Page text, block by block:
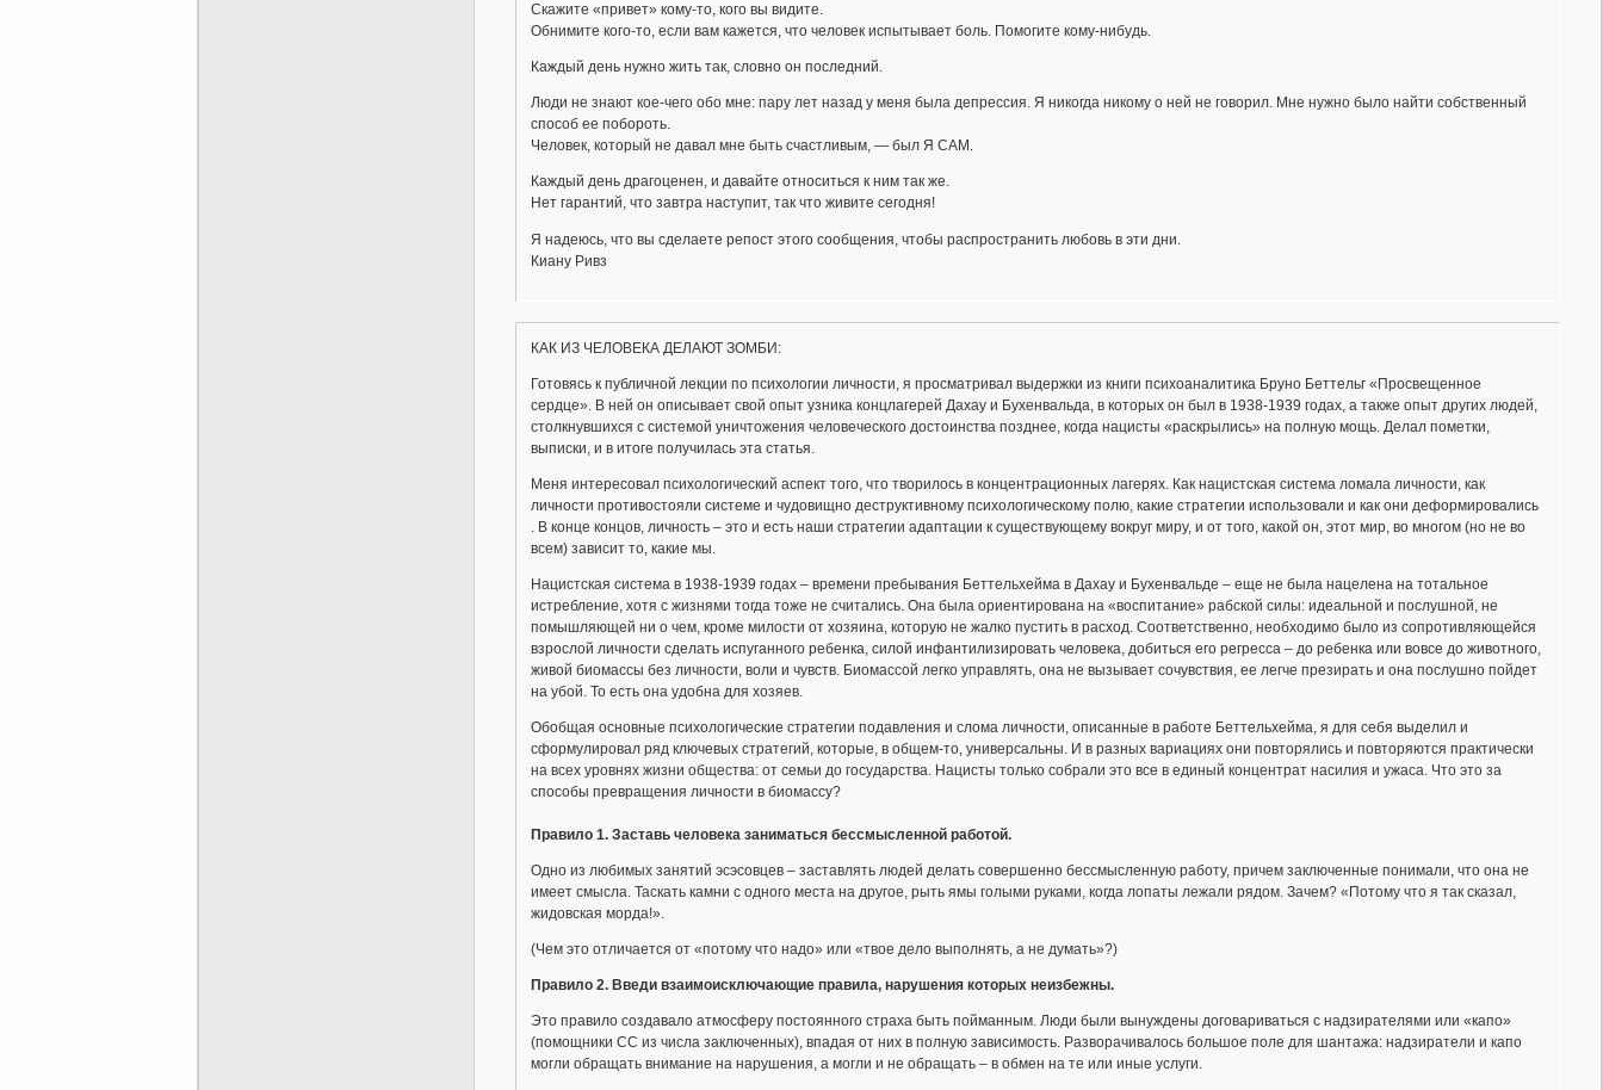
Скажите «привет» кому-то, кого вы видите.
Обнимите кого-то, если вам кажется, что человек испытывает боль. Помогите кому-нибудь.
Каждый день нужно жить так, словно он последний.
Люди не знают кое-чего обо мне: пару лет назад у меня была депрессия. Я никогда никому о ней не говорил. Мне нужно было найти собственный
способ ее побороть.
Человек, который не давал мне быть счастливым, — был Я САМ.
Каждый день драгоценен, и давайте относиться к ним так же.
Нет гарантий, что завтра наступит, так что живите сегодня!
Я надеюсь, что вы сделаете репост этого сообщения, чтобы распространить любовь в эти дни.
Киану Ривз
КАК ИЗ ЧЕЛОВЕКА ДЕЛАЮТ ЗОМБИ:
Готовясь к публичной лекции по психологии личности, я просматривал выдержки из книги психоаналитика Бруно Беттельг «Просвещенное
сердце». В ней он описывает свой опыт узника концлагерей Дахау и Бухенвальда, в которых он был в 1938-1939 годах, а также опыт других людей,
столкнувшихся с системой уничтожения человеческого достоинства позднее, когда нацисты «раскрылись» на полную мощь. Делал пометки,
выписки, и в итоге получилась эта статья.
Меня интересовал психологический аспект того, что творилось в концентрационных лагерях. Как нацистская система ломала личности, как
личности противостояли системе и чудовищно деструктивному психологическому полю, какие стратегии использовали и как они деформировались
. В конце концов, личность – это и есть наши стратегии адаптации к существующему вокруг миру, и от того, какой он, этот мир, во многом (но не во
всем) зависит то, какие мы.
Нацистская система в 1938-1939 годах – времени пребывания Беттельхейма в Дахау и Бухенвальде – еще не была нацелена на тотальное
истребление, хотя с жизнями тогда тоже не считались. Она была ориентирована на «воспитание» рабской силы: идеальной и послушной, не
помышляющей ни о чем, кроме милости от хозяина, которую не жалко пустить в расход. Соответственно, необходимо было из сопротивляющейся
взрослой личности сделать испуганного ребенка, силой инфантилизировать человека, добиться его регресса – до ребенка или вовсе до животного,
живой биомассы без личности, воли и чувств. Биомассой легко управлять, она не вызывает сочувствия, ее легче презирать и она послушно пойдет
на убой. То есть она удобна для хозяев.
Обобщая основные психологические стратегии подавления и слома личности, описанные в работе Беттельхейма, я для себя выделил и
сформулировал ряд ключевых стратегий, которые, в общем-то, универсальны. И в разных вариациях они повторялись и повторяются практически
на всех уровнях жизни общества: от семьи до государства. Нацисты только собрали это все в единый концентрат насилия и ужаса. Что это за
способы превращения личности в биомассу?
Правило 1. Заставь человека заниматься бессмысленной работой.
Одно из любимых занятий эсэсовцев – заставлять людей делать совершенно бессмысленную работу, причем заключенные понимали, что она не
имеет смысла. Таскать камни с одного места на другое, рыть ямы голыми руками, когда лопаты лежали рядом. Зачем? «Потому что я так сказал,
жидовская морда!».
(Чем это отличается от «потому что надо» или «твое дело выполнять, а не думать»?)
Правило 2. Введи взаимоисключающие правила, нарушения которых неизбежны.
Это правило создавало атмосферу постоянного страха быть пойманным. Люди были вынуждены договариваться с надзирателями или «капо»
(помощники СС из числа заключенных), впадая от них в полную зависимость. Разворачивалось большое поле для шантажа: надзиратели и капо
могли обращать внимание на нарушения, а могли и не обращать – в обмен на те или иные услуги.